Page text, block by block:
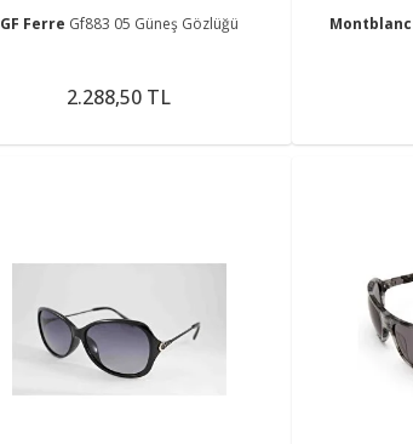
GF Ferre Gf883 05 Güneş Gözlüğü
2.288,50 TL
Montblanc